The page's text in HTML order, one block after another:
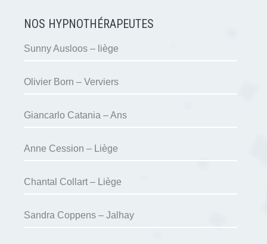
NOS HYPNOTHÉRAPEUTES
Sunny Ausloos – liège
Olivier Born – Verviers
Giancarlo Catania – Ans
Anne Cession – Liège
Chantal Collart – Liège
Sandra Coppens – Jalhay